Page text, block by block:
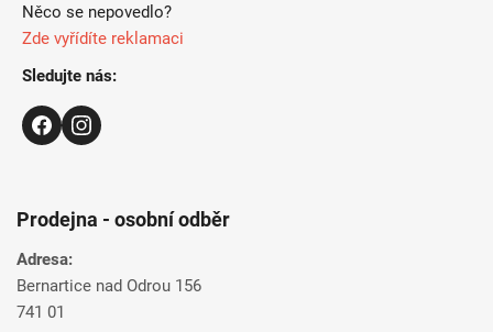
Něco se nepovedlo?
Zde vyřídíte reklamaci
Sledujte nás:
Prodejna - osobní odběr
Adresa:
Bernartice nad Odrou 156
741 01